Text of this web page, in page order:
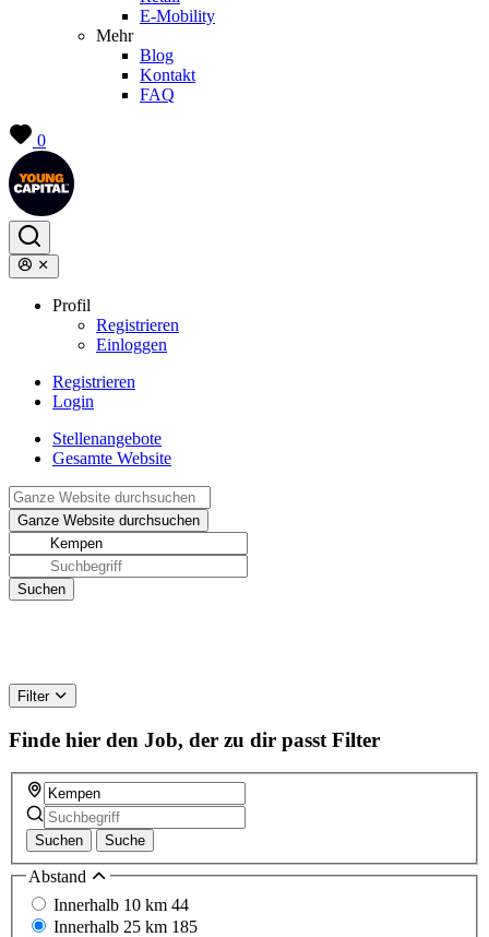
E-Mobility
Mehr
Blog
Kontakt
FAQ
0
Profil
Registrieren
Einloggen
Registrieren
Login
Stellenangebote
Gesamte Website
Filter
Finde hier den Job, der zu dir passt Filter
Suchen Suche
Abstand
Innerhalb 10 km 44
Innerhalb 25 km 185